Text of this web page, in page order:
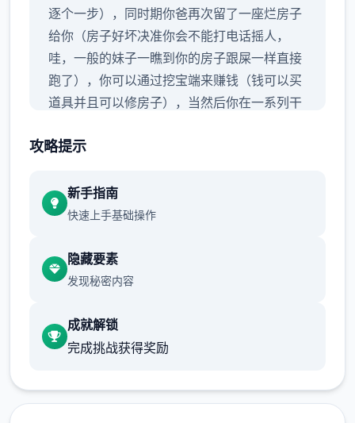
逐个一步），同时期你爸再次留了一座烂房子
给你（房子好坏决准你会不能打电话摇人，
哇，一般的妹子一瞧到你的房子跟屎一样直接
跑了），你可以通过挖宝端来赚钱（钱可以买
道具并且可以修房子），当然后你在一系列干
感度，也不断接近游戏名字纳迪亚之宝
攻略提示
新手指南
快速上手基础操作
隐藏要素
发现秘密内容
成就解锁
完成挑战获得奖励